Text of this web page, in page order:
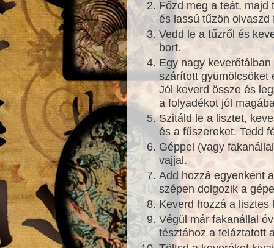
Főzd meg a teát, majd
és lassú tűzön olvaszd
Vedd le a tűzről és
bort.
Egy nagy
szárított gyümölcsöket
Jól keverd össze és
a folyadékot jól
Szitáld le a lisztet,
és a fűszereket. Tedd
Géppel (vagy
vajjal.
Add hozzá egyenként
szépen dolgozik a
Keverd hozzá a lisztes
Végül már fakanállal
tésztához a feláztatott